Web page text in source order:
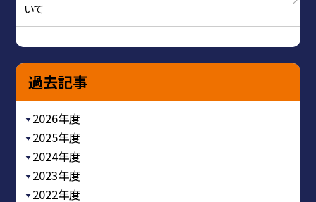
いて
過去記事
2026年度
2025年度
2024年度
2023年度
2022年度